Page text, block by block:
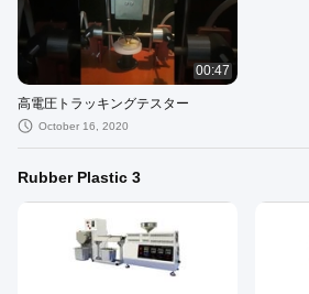
00:47
高電圧トラッキングテスター
October 16, 2020
Rubber Plastic 3